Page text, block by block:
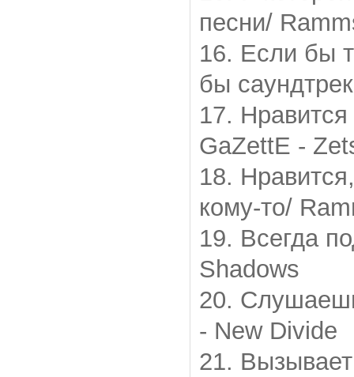
песни/
16. Если бы
бы
17.
GaZettE -
18.
кому-то/
19. Всегда
Shadows
20.
- New Divide
21.